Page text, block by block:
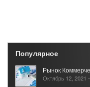
Популярное
Рынок
Октябрь 12, 2021